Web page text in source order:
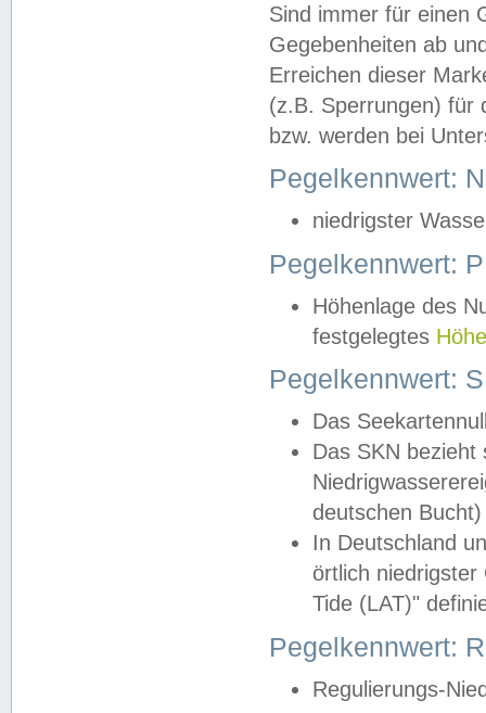
Sind immer für einen
Gegebenheiten ab
Erreichen dieser
(z.B. Sperrungen) für
bzw. werden bei
Pegelkennwert:
niedrigster
Pegelkennwert:
Höhenlage des
festgelegtes
Pegelkennwert:
Das
Das SKN
deutschen
In Deutschland
örtlich
Tide (LAT)"
Pegelkennwert:
Regulierungs-